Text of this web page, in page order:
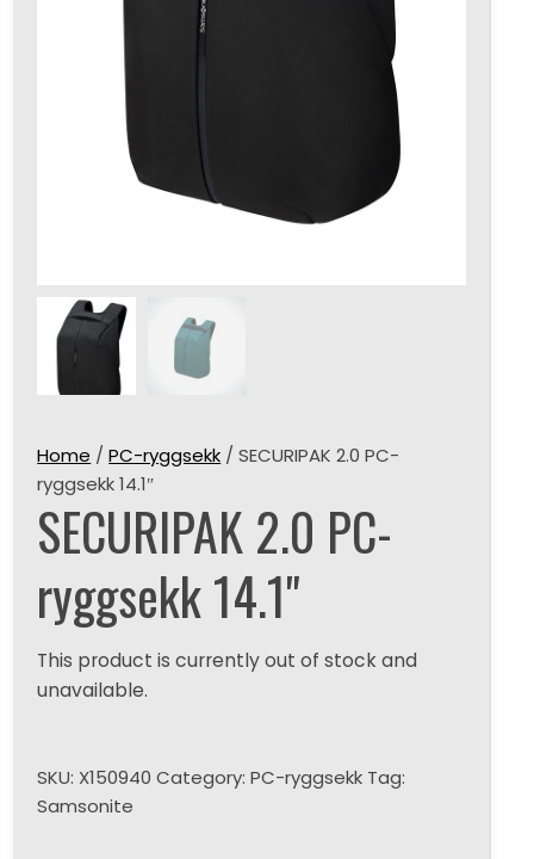
Home /PC-ryggsekk / SECURIPAK 2.0 PC-
ryggsekk 14.1″
SECURIPAK 2.0 PC-
ryggsekk 14.1"
This product is currently out of stock and
unavailable.
SKU: X150940 Category:PC-ryggsekk Tag:
Samsonite